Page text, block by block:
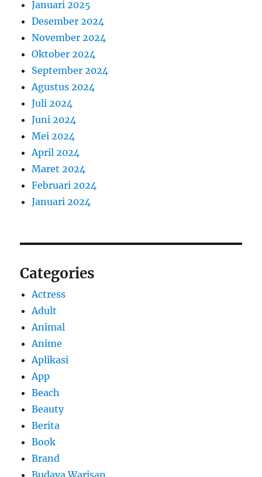
Januari 2025
Desember 2024
November 2024
Oktober 2024
September 2024
Agustus 2024
Juli 2024
Juni 2024
Mei 2024
April 2024
Maret 2024
Februari 2024
Januari 2024
Categories
Actress
Adult
Animal
Anime
Aplikasi
App
Beach
Beauty
Berita
Book
Brand